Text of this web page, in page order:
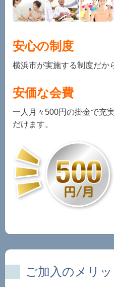
安心の制度
横浜市が実施する制度だか
安価な会費
一人月々500円の掛金で充
だけます。
ご加入のメリッ